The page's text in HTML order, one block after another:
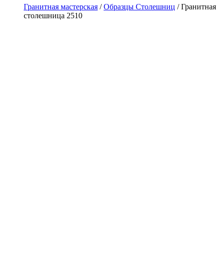
Гранитная мастерская /Образцы Столешниц /Гранитная
столешница 2510